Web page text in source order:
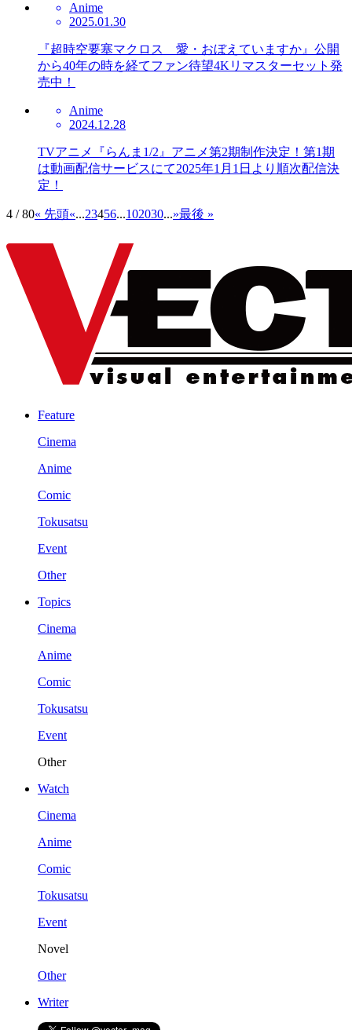
Anime
2025.01.30
『超時空要塞マクロス 愛・おぼえていますか』公開
から40年の時を経てファン待望4Kリマスターセット発
売中！
Anime
2024.12.28
TVアニメ『らんま1/2』アニメ第2期制作決定！第1期
は動画配信サービスにて2025年1月1日より順次配信決
定！
4 / 80« 先頭«...23456...102030...»最後 »
Feature
Cinema
Anime
Comic
Tokusatsu
Event
Other
Topics
Cinema
Anime
Comic
Tokusatsu
Event
Other
Watch
Cinema
Anime
Comic
Tokusatsu
Event
Novel
Other
Writer